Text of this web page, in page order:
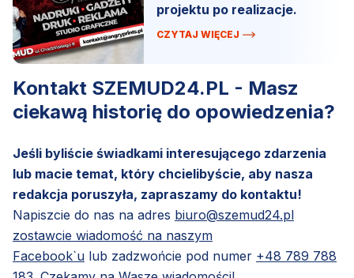
projektu po realizacje.
CZYTAJ WIĘCEJ
Kontakt SZEMUD24.PL - Masz
ciekawą historię do opowiedzenia?
Jeśli byliście świadkami interesującego zdarzenia
lub macie temat, który chcielibyście, aby nasza
redakcja poruszyła, zapraszamy do kontaktu!
Napiszcie do nas na adres biuro@szemud24.pl
zostawcie wiadomość na naszym
Facebook`u lub zadzwońcie pod numer +48 789 788